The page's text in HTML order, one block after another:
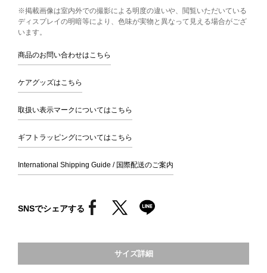
※掲載画像は室内外での撮影による明度の違いや、閲覧いただいている
ディスプレイの明暗等により、色味が実物と異なって見える場合がござ
います。
商品のお問い合わせはこちら
ケアグッズはこちら
取扱い表示マークについてはこちら
ギフトラッピングについてはこちら
International Shipping Guide / 国際配送のご案内
SNSでシェアする
サイズ詳細